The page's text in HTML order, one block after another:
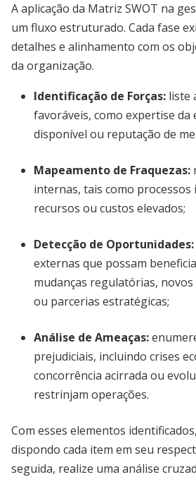
A aplicação da Matriz SWOT na
um fluxo estruturado. Cada fase
detalhes e alinhamento com os
da organização.
Identificação de Forças: liste
favoráveis, como expertise da
disponível ou reputação de
Mapeamento de Fraquezas:
internas, tais como processos
recursos ou custos elevados;
Detecção de Oportunidades:
externas que possam
mudanças regulatórias,
ou parcerias estratégicas;
Análise de Ameaças:
prejudiciais, incluindo crises
concorrência acirrada ou
restrinjam operações.
Com esses elementos
dispondo cada item em seu
seguida, realize uma análise